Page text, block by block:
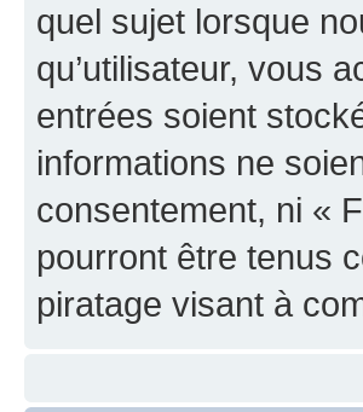
quel sujet lorsque
qu’utilisateur, vous
entrées soient
informations ne
consentement, ni «
pourront être tenus
piratage visant à